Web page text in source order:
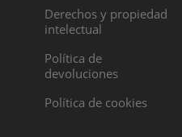
Derechos y propiedad
intelectual
Política de
devoluciones
Política de cookies